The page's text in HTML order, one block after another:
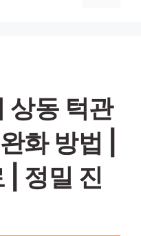
상동 턱관
화 방법 |
| 정밀 진